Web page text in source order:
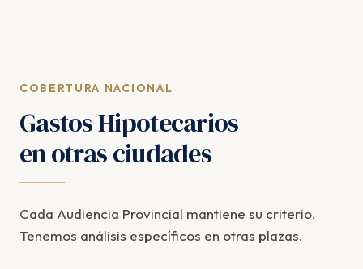
COBERTURA NACIONAL
Gastos Hipotecarios
en otras ciudades
Cada Audiencia Provincial mantiene su criterio.
Tenemos análisis específicos en otras plazas.